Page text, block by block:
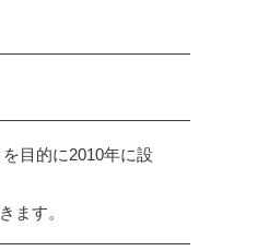
目的に2010年に設
ます。